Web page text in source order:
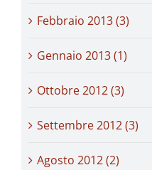
Febbraio 2013 (3)
Gennaio 2013 (1)
Ottobre 2012 (3)
Settembre 2012 (3)
Agosto 2012 (2)